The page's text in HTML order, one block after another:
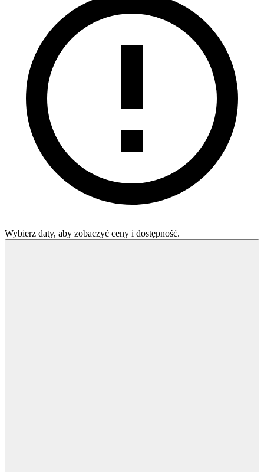
Wybierz daty, aby zobaczyć ceny i dostępność.